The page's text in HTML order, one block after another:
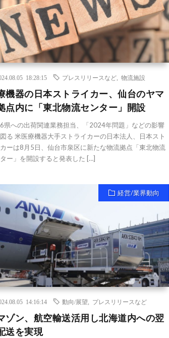
18:28:15 プレスリリースなど ,物流施設
機器の日本ストライカー、仙台のヤマ
点内に「東北物流センター」開設
県への出荷関連業務担当、「2024年問題」などの影響
る 米医療機器大手ストライカーの日本法人、日本スト
ーは8月5日、仙台市泉区に新たな物流拠点「東北物流
ー」を開設すると発表した […]
経営/業界動向
14:16:14 動向/展望 プレスリリースなど
ゾン、航空輸送活用し北海道内への翌
送を実現